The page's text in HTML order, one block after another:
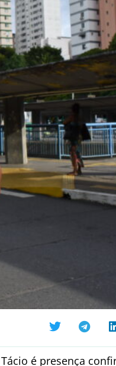
é presença